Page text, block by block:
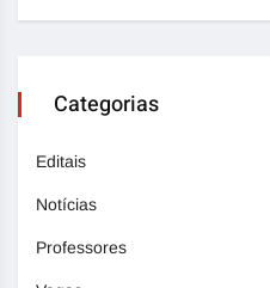
Categorias
Editais
Notícias
Professores